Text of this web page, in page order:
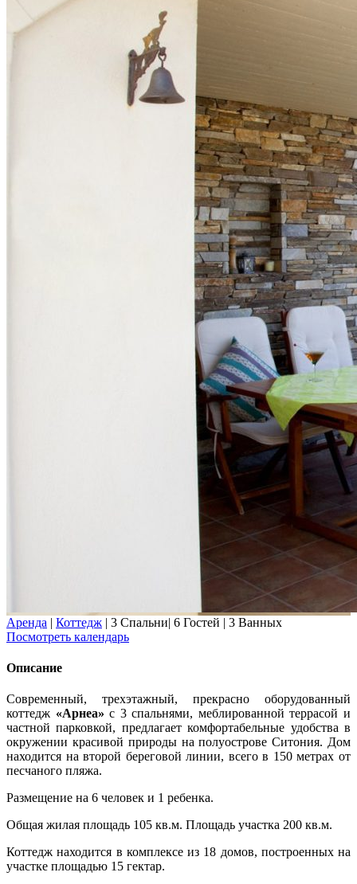
Аренда | Коттедж | 3 Спальни| 6 Гостей | 3 Ванных
Посмотреть календарь
Описание
Современный, трехэтажный, прекрасно оборудованный
коттедж «Арнеа» с 3 спальнями, меблированной террасой и
частной парковкой, предлагает комфортабельные удобства в
окружении красивой природы на полуострове Ситония. Дом
находится на второй береговой линии, всего в 150 метрах от
песчаного пляжа.
Размещение на 6 человек и 1 ребенка.
Общая жилая площадь 105 кв.м. Площадь участка 200 кв.м.
Коттедж находится в комплексе из 18 домов, построенных на
участке площадью 15 гектар.